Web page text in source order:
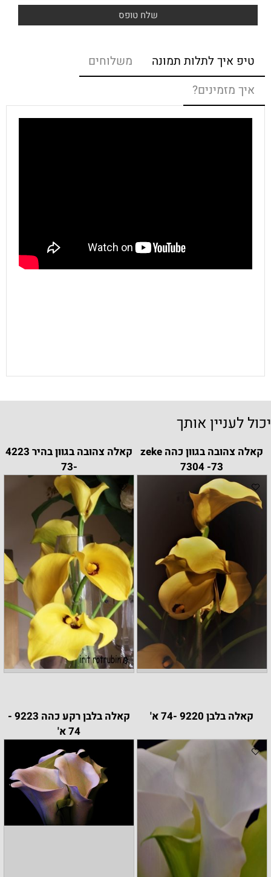
טיפ איך לתלות תמונה
משלוחים
איך מזמינים?
יכול לעניין אותך
קאלה צהובה בגוון כהה zeke
7304 -73
קאלה צהובה בגוון בהיר 4223
-73
קאלה בלבן 9220 -74 א'
קאלה בלבן רקע כהה 9223 -
74 א'